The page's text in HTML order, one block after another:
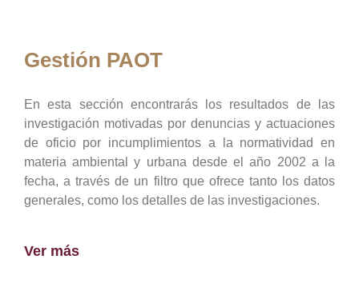
Gestión PAOT
En esta sección encontrarás los resultados de las
investigación motivadas por denuncias y actuaciones
de oficio por incumplimientos a la normatividad en
materia ambiental y urbana desde el año 2002 a la
fecha, a través de un filtro que ofrece tanto los datos
generales, como los detalles de las investigaciones.
Ver más